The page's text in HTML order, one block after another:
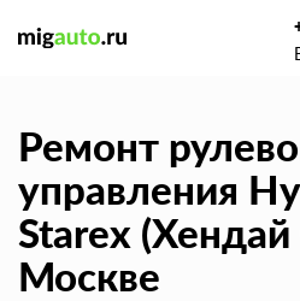
Ремонт
управления
Starex (Хендай
Москве